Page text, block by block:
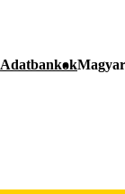
Adatbankok